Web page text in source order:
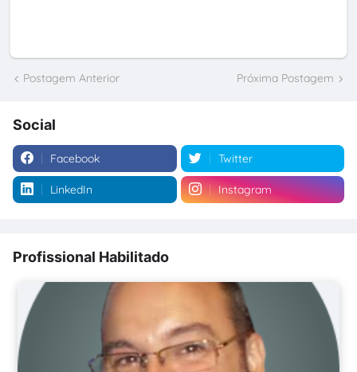
Postagem Anterior Próxima Postagem
Social
Facebook Twitter
LinkedIn Instagram
Profissional Habilitado